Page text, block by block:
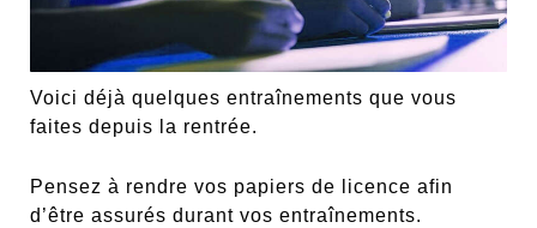
Voici déjà quelques entraînements que vous
faites depuis la rentrée.
Pensez à rendre vos papiers de licence afin
d’être assurés durant vos entraînements.